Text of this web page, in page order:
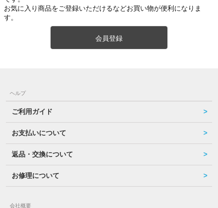
お気に入り商品をご登録いただけるなどお買い物が便利になりま
す。
会員登録
ヘルプ
ご利用ガイド
お支払いについて
返品・交換について
お修理について
会社概要